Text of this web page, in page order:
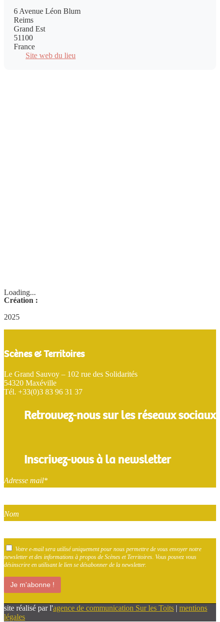
6 Avenue Léon Blum
Reims
Grand Est
51100
France
Site web du lieu
Loading...
Création :
2025
Scènes & Territoires
Le Grand Sauvoy – 102 rue des Solidarités
54320 Maxéville
Tél. +33(0)3 83 96 31 37
Retrouvez-nous sur les réseaux sociaux
Inscrivez-vous à la newsletter
Adresse mail*
Nom
Votre e-mail sera utilisé uniquement pour nous permettre de vous envoyer notre
newsletter et des informations à propos de Scènes et Territoires. Vous pouvez vous
désinscrire en utilisant le lien se désabonner de la newsletter.
site réalisé par l'agence de communication Sur les Toits | mentions
légales